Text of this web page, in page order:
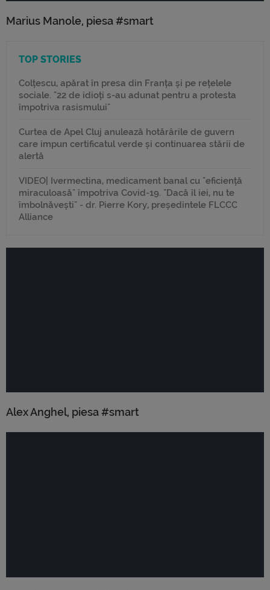
Marius Manole, piesa #smart
TOP STORIES
Colțescu, apărat în presa din Franța și pe rețelele
sociale. "22 de idioți s-au adunat pentru a protesta
împotriva rasismului"
Curtea de Apel Cluj anulează hotărârile de guvern
care impun certificatul verde și continuarea stării de
alertă
VIDEO| Ivermectina, medicament banal cu "eficiență
miraculoasă" împotriva Covid-19. "Dacă îl iei, nu te
îmbolnăvești" - dr. Pierre Kory, președintele FLCCC
Alliance
Alex Anghel, piesa #smart